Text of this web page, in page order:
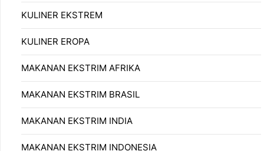
KULINER EKSTREM
KULINER EROPA
MAKANAN EKSTRIM AFRIKA
MAKANAN EKSTRIM BRASIL
MAKANAN EKSTRIM INDIA
MAKANAN EKSTRIM INDONESIA